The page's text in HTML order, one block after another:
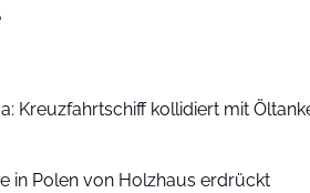
Kreuzfahrtschiff kollidiert mit
in Polen von Holzhaus erdrückt